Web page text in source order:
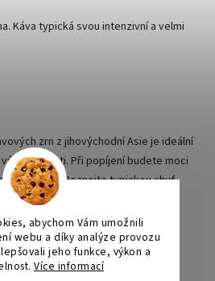
abychom Vám umožnili
webu a díky analýze provozu
jeho funkce, výkon a
Více informací
Káva typická svou intenzivní a velmi
zrn z jihovýchodní Asie je ideální
chuti. Při popíjení budete moci
oříšků. Poznejte typickou chuť